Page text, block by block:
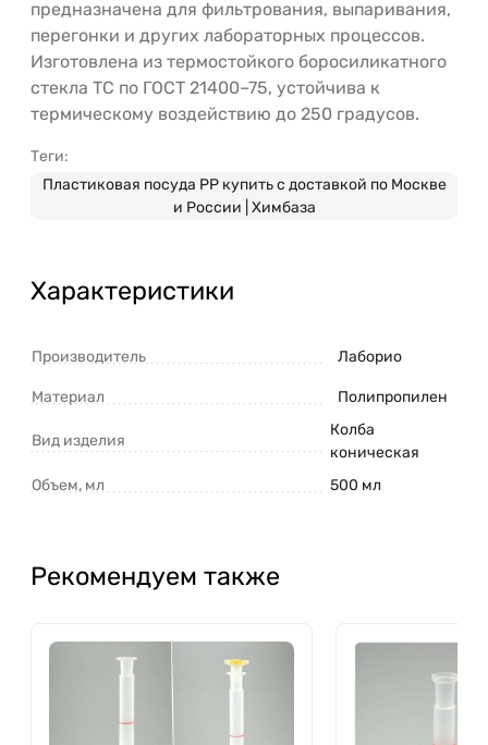
предназначена для фильтрования, выпаривания,
перегонки и других лабораторных процессов.
Изготовлена из термостойкого боросиликатного
стекла ТС по ГОСТ 21400–75, устойчива к
термическому воздействию до 250 градусов.
Теги:
Пластиковая посуда PP купить с доставкой по Москве
и России | Химбаза
Характеристики
Производитель Лаборио
Материал Полипропилен
Вид изделия
Колба
коническая
Объем, мл
500 мл
Рекомендуем также